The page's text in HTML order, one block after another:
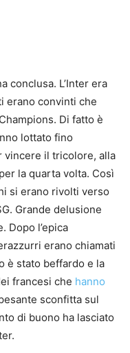
conclusa. L’Inter era
erano convinti che
Di fatto è
lottato fino
vincere il tricolore, alla
la quarta volta. Così
si erano rivolti verso
Grande delusione
Dopo l’epica
erano chiamati
è stato beffardo e la
francesi che hanno
sconfitta sul
di buono ha lasciato